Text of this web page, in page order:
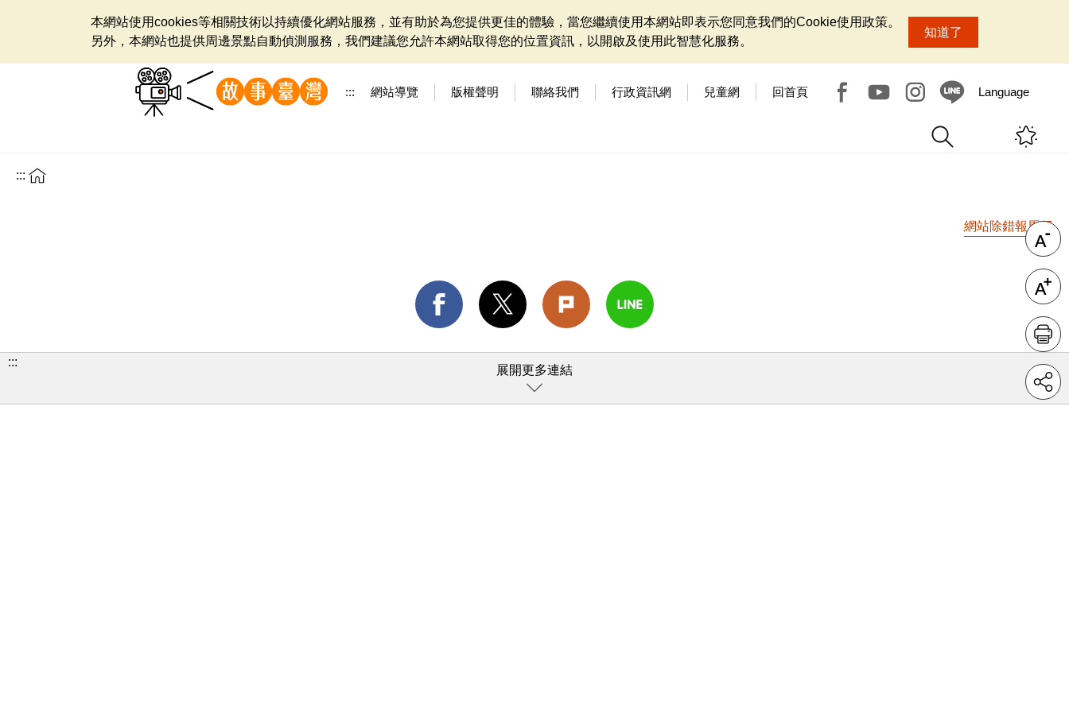
本網站使用cookies等相關技術以持續優化網站服務，並有助於為您提供更佳的體驗，當您繼續使用本網站即表示您同意我們的Cookie使用政策。
另外，本網站也提供周邊景點自動偵測服務，我們建議您允許本網站取得您的位置資訊，以開啟及使用此智慧化服務。
知道了
::: 網站導覽 版權聲明 聯絡我們 行政資訊網 兒童網 回首頁 Language
:::
網站除錯報馬仔
:::
展開更多連結